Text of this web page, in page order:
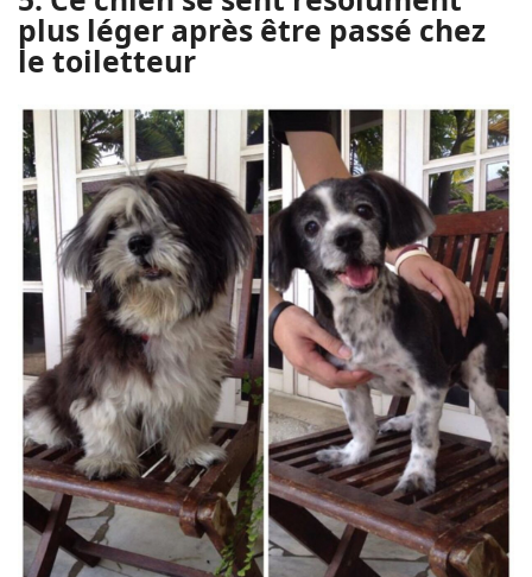
plus léger après être passé chez
le toiletteur